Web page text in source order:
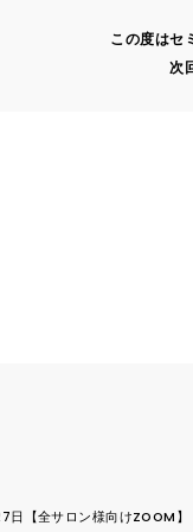
この度はセ
次
【全サロン様向けZOOM】